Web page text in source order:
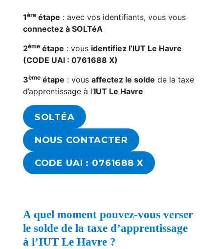
1ère étape : avec vos identifiants, vous vous
connectez à SOLTéA
2ème étape : vous identifiez l’IUT Le Havre
(CODE UAI : 0761688 X)
3ème étape : vousaffectez le solde de la taxe
d’apprentissage à l’IUT Le Havre
SOLTÉA
NOUS CONTACTER
CODE UAI : 0761688 X
A quel moment pouvez-vous verser
le solde de la taxe d’apprentissage
à l’IUT Le Havre ?